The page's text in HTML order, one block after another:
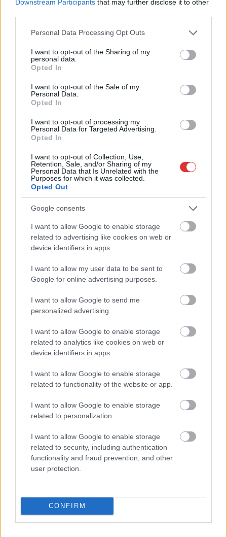
Downstream Participants that may further disclose it to other
Please note that this website/app uses one or more Google
not limited to your visit or usage behaviour. You may click to
grant or deny consent to Google and its third-party tags to
use your data for below specified purposes in below Google
consent section.
Personal Data Processing Opt Outs
I want to opt-out of the Sharing of my
personal data.
Opted In
I want to opt-out of the Sale of my
Personal Data.
Opted In
I want to opt-out of processing my
Personal Data for Targeted Advertising.
Opted In
I want to opt-out of Collection, Use,
Retention, Sale, and/or Sharing of my
Personal Data that Is Unrelated with the
Purposes for which it was collected.
Opted Out
Google consents
I want to allow Google to enable storage
related to advertising like cookies on web or
device identifiers in apps.
I want to allow my user data to be sent to
Google for online advertising purposes.
I want to allow Google to send me
personalized advertising.
I want to allow Google to enable storage
related to analytics like cookies on web or
device identifiers in apps.
I want to allow Google to enable storage
related to functionality of the website or app.
I want to allow Google to enable storage
related to personalization.
I want to allow Google to enable storage
related to security, including authentication
functionality and fraud prevention, and other
user protection.
CONFIRM
büntetőügyében, vesztegetés miatt 3 év letöltendőt kaphat és
ez csak az egyik botrány
Problémák egész Jász-Nagykun-Szolnok megyében: egyre
több otthoni kútból fogy ki a víz
lezárnak a napokban, a közlekedés az átlagost is meghaladó
mértékben lebénul
Elromlott a biztosítóberendezés a ceglédi vasútvonalon,
alapos késések alakultak ki a menetrendhez képest,
kimaradás is előfordult
Ön szerint hogy készül a hamisítatlan szolnoki habos isler?
üzemekben
Az idei év leglassabb növekedését hozta a június a
Györfi Mihály több tucat vállalkozással egyeztetett a
41 fok fölé forrósodott az ország, Szolnokon pedig egy másik
Egy telefonhívást akart, végül rendőrök vitték el a mezőtúri
A Tisza kormány minisztere újabb nagy változásokról döntött
a közoktatásban – például az iskolaigazgatók visszakapják
Sok volt az igazolatlan hiányzás, Pócs János fizetéslevonást
kapott, más fideszesek még kevesebbet vittek haza
A Szolnok megyei gazdák nagyon nem akarták a JÉGER
további üzemeltetését
Csendélet 5.0: alig balesetveszélyes lépcső és remek
Pénteken újra csökken a benzin és a gázolaj ára is